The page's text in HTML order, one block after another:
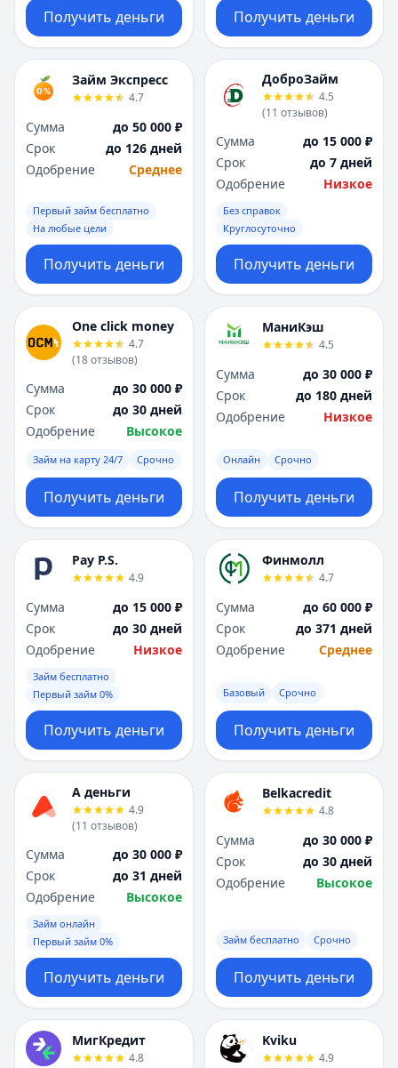
Получить деньги Получить деньги
Займ Экспресс
4.7
Сумма
до 50 000 ₽
Срок
до 126 дней
Одобрение
Среднее
Первый займ бесплатно
На любые цели
Получить деньги
ДоброЗайм
4.5
(11 отзывов)
Сумма
до 15 000 ₽
Срок
до 7 дней
Одобрение
Низкое
Без справок
Круглосуточно
Получить деньги
One click money
4.7
(18отзывов)
Сумма
до 30 000 ₽
Срок
до 30 дней
Одобрение
Высокое
Займ на карту 24/7 Срочно
Получить деньги
МаниКэш
4.5
Сумма
до 30 000 ₽
Срок
до 180 дней
Одобрение
Низкое
Онлайн Срочно
Получить деньги
Pay P.S.
4.9
Сумма
до 15 000 ₽
Срок
до 30 дней
Одобрение
Низкое
Займ бесплатно
Первый займ 0%
Получить деньги
Финмолл
4.7
Сумма
до 60 000 ₽
Срок
до 371 дней
Одобрение
Среднее
Базовый Срочно
Получить деньги
А деньги
4.9
(11 отзывов)
Сумма
до 30 000 ₽
Срок
до 31 дней
Одобрение
Высокое
Займ онлайн
Первый займ 0%
Получить деньги
Belkacredit
4.8
Сумма
до 30 000 ₽
Срок
до 30 дней
Одобрение
Высокое
Займ бесплатно Срочно
Получить деньги
МигКредит
4.8
Kviku
4.9